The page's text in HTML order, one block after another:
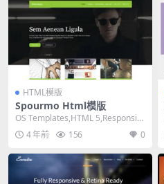
HTML模版
Spourmo Html模版
OS Templates,HTML 5,Responsiv
e, 4 Column...
4 年前 156 0